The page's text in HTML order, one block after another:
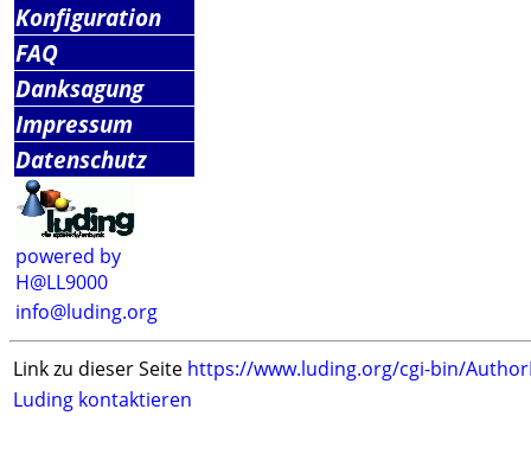
Konfiguration
FAQ
Danksagung
Impressum
Datenschutz
powered by
H@LL9000
info@luding.org
Link zu dieser Seite https://www.luding.org/cgi-bin/
Luding kontaktieren